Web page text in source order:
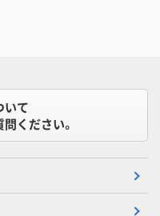
いて
ください。